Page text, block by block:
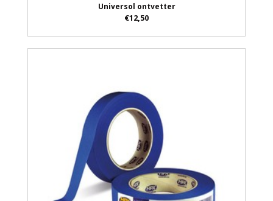
Universol ontvetter
€12,50